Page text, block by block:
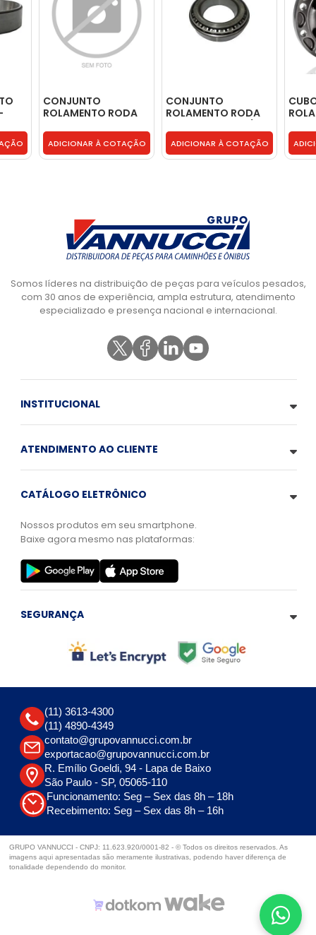
CONJUNTO
ROLAMENTO RODA
6025008050008
ADICIONAR À COTAÇÃO
CONJUNTO
ROLAMENTO RODA
- 2S0598287C
ADICIONAR À COTAÇÃO
Somos líderes na distribuição de peças para veículos pesados,
com 30 anos de experiência, ampla estrutura, atendimento
especializado e presença nacional e internacional.
INSTITUCIONAL
ATENDIMENTO AO CLIENTE
CATÁLOGO ELETRÔNICO
Nossos produtos em seu smartphone.
Baixe agora mesmo nas plataformas:
SEGURANÇA
(11) 3613-4300
(11) 4890-4349
contato@grupovannucci.com.br
exportacao@grupovannucci.com.br
R. Emílio Goeldi, 94 - Lapa de Baixo
São Paulo - SP, 05065-110
Funcionamento: Seg – Sex das 8h – 18h
Recebimento: Seg – Sex das 8h – 16h
GRUPO VANNUCCI - CNPJ: 11.623.920/0001-82 - © Todos os direitos reservados. As
imagens aqui apresentadas são meramente ilustrativas, podendo haver diferença de
tonalidade dependendo do monitor.